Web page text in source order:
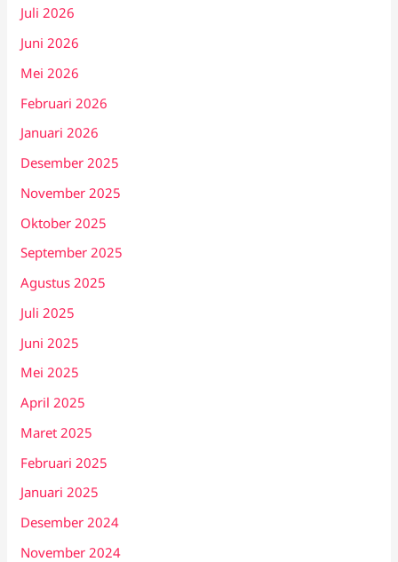
Juli 2026
Juni 2026
Mei 2026
Februari 2026
Januari 2026
Desember 2025
November 2025
Oktober 2025
September 2025
Agustus 2025
Juli 2025
Juni 2025
Mei 2025
April 2025
Maret 2025
Februari 2025
Januari 2025
Desember 2024
November 2024